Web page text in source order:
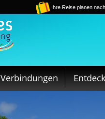
Ihre Reise planen
Verbindungen